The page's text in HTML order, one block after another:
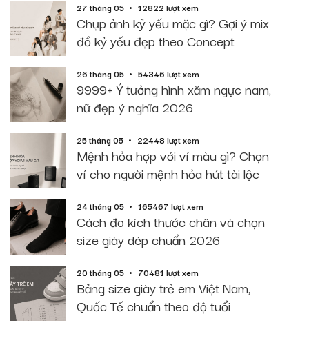
27 tháng 05 12822 lượt xem
Chụp ảnh kỷ yếu mặc gì? Gợi ý mix
đồ kỷ yếu đẹp theo Concept
26 tháng 05 54346 lượt xem
9999+ Ý tưởng hình xăm ngực nam,
nữ đẹp ý nghĩa 2026
25 tháng 05 22448 lượt xem
Mệnh hỏa hợp với ví màu gì? Chọn
ví cho người mệnh hỏa hút tài lộc
24 tháng 05 165467 lượt xem
Cách đo kích thước chân và chọn
size giày dép chuẩn 2026
20 tháng 05 70481 lượt xem
Bảng size giày trẻ em Việt Nam,
Quốc Tế chuẩn theo độ tuổi